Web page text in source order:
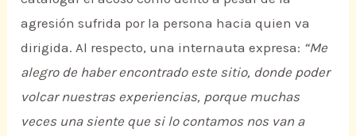
agresión sufrida por la persona hacia quien va
dirigida. Al respecto, una internauta expresa: “Me
alegro de haber encontrado este sitio, donde poder
volcar nuestras experiencias, porque muchas
veces una siente que si lo contamos nos van a